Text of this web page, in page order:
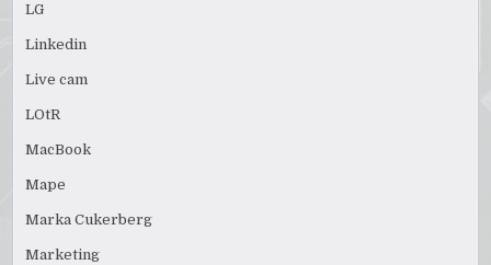
LG
Linkedin
Live cam
LOtR
MacBook
Mape
Marka Cukerberg
Marketing